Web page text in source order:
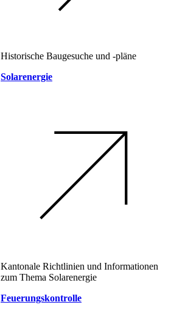
Historische Baugesuche und -pläne
Solarenergie
Kantonale Richtlinien und Informationen
zum Thema Solarenergie
Feuerungskontrolle